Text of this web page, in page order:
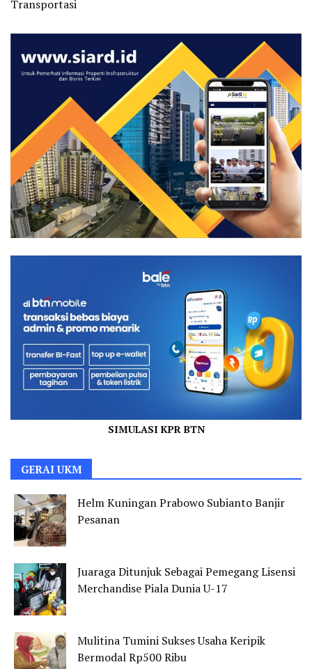
Transportasi
SIMULASI KPR BTN
GERAI UKM
Helm Kuningan Prabowo Subianto Banjir
Pesanan
Juaraga Ditunjuk Sebagai Pemegang Lisensi
Merchandise Piala Dunia U-17
Mulitina Tumini Sukses Usaha Keripik
Bermodal Rp500 Ribu